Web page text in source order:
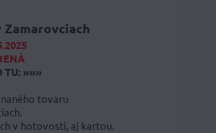
TU: »»»
tovaru
v hotovosti, aj kartou.